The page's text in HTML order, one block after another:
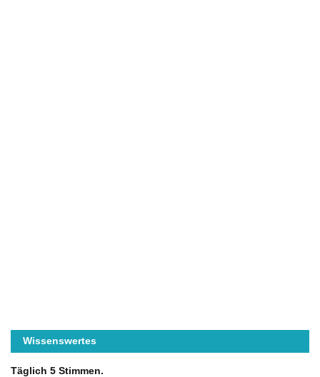
Wissenswertes
Täglich 5 Stimmen.